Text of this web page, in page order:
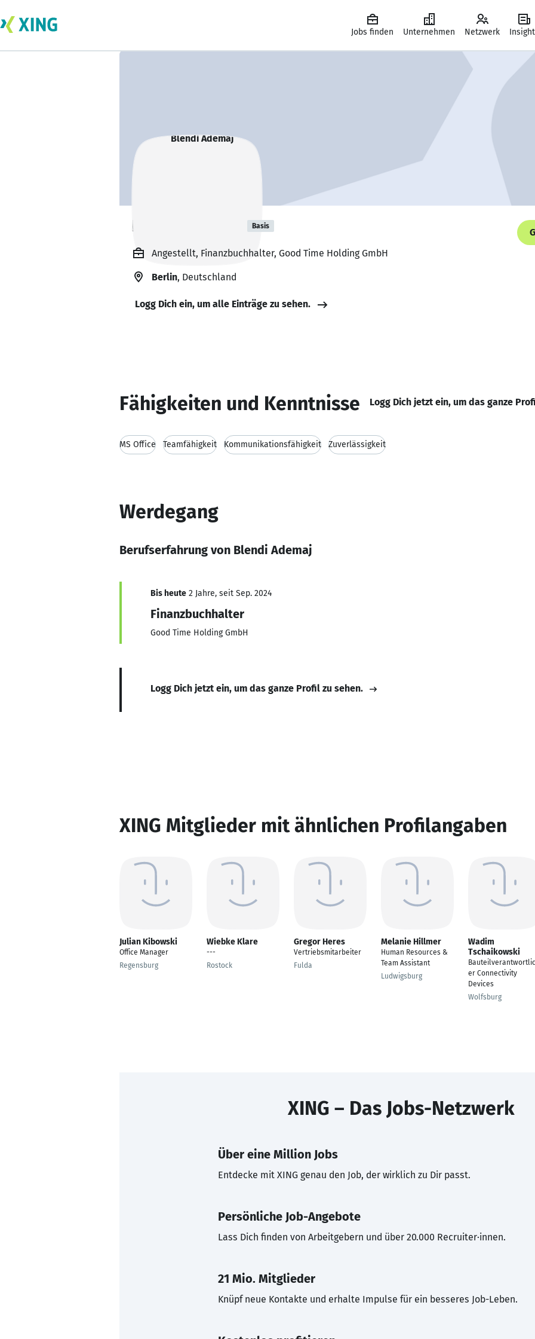
Jobs finden Unternehmen Netzwerk
Blendi Ademaj Basis
Angestellt, Finanzbuchhalter, Good Time Holding GmbH
Berlin, Deutschland
Logg Dich ein, um alle Einträge zu sehen.
Fähigkeiten und Kenntnisse Logg Dich jetzt ein, um das ganze
MS Office Teamfähigkeit Kommunikationsfähigkeit Zuverlässigkeit
Werdegang
Berufserfahrung von Blendi Ademaj
Bis heute 2 Jahre, seit Sep. 2024
Finanzbuchhalter
Good Time Holding GmbH
Logg Dich jetzt ein, um das ganze Profil zu sehen.
XING Mitglieder mit ähnlichen Profilangaben
Julian Kibowski
Office Manager
Regensburg
Wiebke Klare
---
Rostock
Gregor Heres
Vertriebsmitarbeiter
Fulda
Melanie Hillmer
Human Resources &
Team Assistant
Ludwigsburg
Wadim
Tschaikowski
er Connectivity
Devices
Wolfsburg
XING – Das Jobs-Netzwerk
Über eine Million Jobs
Entdecke mit XING genau den Job, der wirklich zu Dir passt.
Persönliche Job-Angebote
Lass Dich finden von Arbeitgebern und über 20.000 Recruiter·innen.
21 Mio. Mitglieder
Knüpf neue Kontakte und erhalte Impulse für ein besseres Job-Leben.